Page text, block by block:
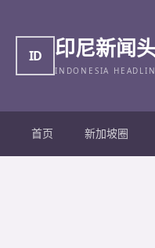
ID 印尼新闻
INDONESIA
首页 新加坡圈